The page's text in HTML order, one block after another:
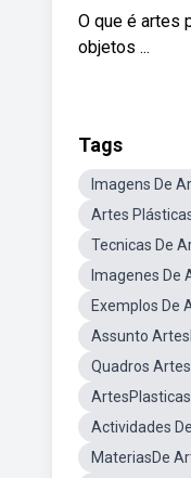
O que é artes
objetos ...
Tags
Imagens De
Artes
Tecnicas De
Imagenes De
Exemplos De
Assunto
Quadros
Actividades
MateriasDe